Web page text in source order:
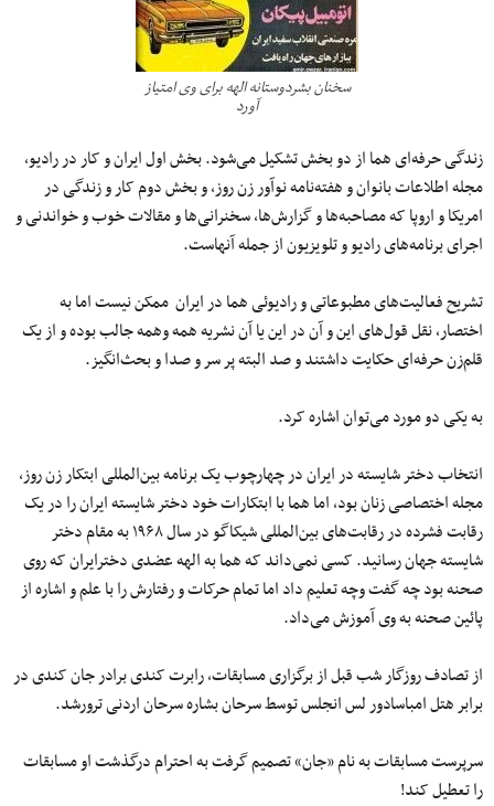
سخنان بشردوستانه الهه برای وی امتیاز
آورد
زندگی حرفه‌ای هما از دو بخش تشکیل می‌شود. بخش اول ایران و کار در رادیو،
مجله اطلاعات بانوان و هفته‌نامه نوآور زن روز، و بخش دوم کار و زندگی در
امریکا و اروپا که مصاحبه‌ها و گزارش‌ها، سخنرانی‌ها و مقالات خوب و خواندنی و
اجرای برنامه‌های رادیو و تلویزیون از جمله آنهاست.
تشریح فعالیت‌های مطبوعاتی و رادیوئی هما در ایران ممکن نیست اما به
اختصار، نقل قول‌های این و آن در این یا آن نشریه همه وهمه جالب بوده و از یک
قلم‌زن حرفه‌ای حکایت داشتند و صد البته پر سر و صدا و بحث‌انگیز.
به یکی دو مورد می‌توان اشاره کرد.
انتخاب دختر شایسته در ایران در چهارچوب یک برنامه بین‌المللی ابتکار زن روز،
مجله اختصاصی زنان بود، اما هما با ابتکارات خود دختر شایسته ایران را در یک
رقابت فشرده در رقابت‌های بین‌المللی شیکاگو در سال ۱۹۶۸ به مقام دختر
شایسته جهان رسانید. کسی نمی‌داند که هما به الهه عضدی دخترایران که روی
صحنه بود چه گفت وچه تعلیم داد اما تمام حرکات و رفتارش را با علم و اشاره از
پائین صحنه به وی آموزش می‌داد.
از تصادف روزگار شب قبل از برگزاری مسابقات، رابرت کندی برادر جان کندی در
برابر هتل امباسادور لس انجلس توسط سرحان بشاره سرحان اردنی ترورشد.
سرپرست مسابقات به نام «جان» تصمیم گرفت به احترام درگذشت او مسابقات
را تعطیل کند!